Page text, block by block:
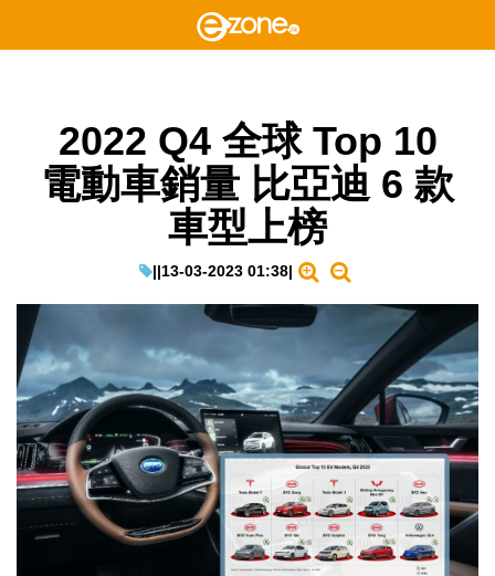
2022 Q4 全球 Top 10
電動車銷量 比亞迪 6 款
車型上榜
||13-03-2023 01:38|